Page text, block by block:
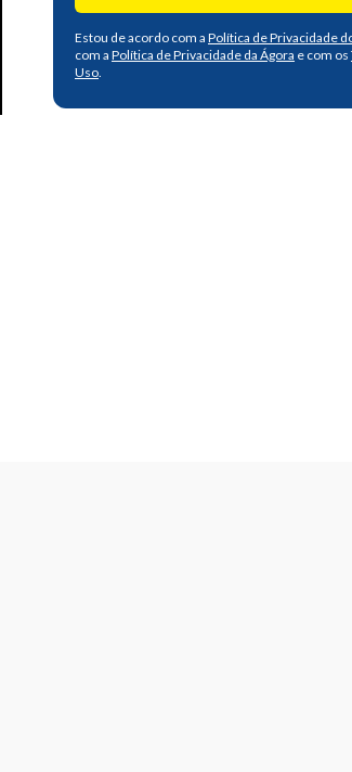
Estou de acordo com a Política de Privacidade
com a Política de Privacidade da Ágora e com os
Uso